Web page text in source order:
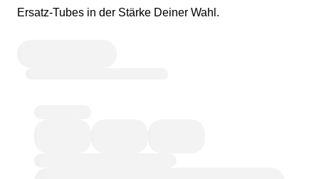
Ersatz-Tubes in der Stärke Deiner Wahl.